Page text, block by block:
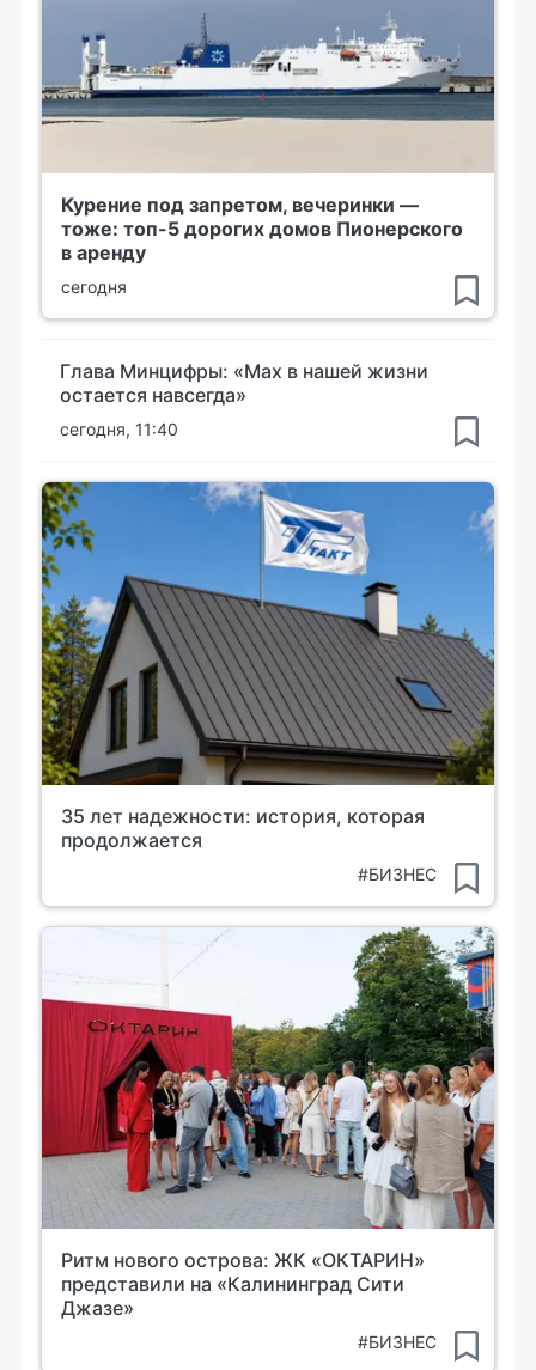
Курение под запретом, вечеринки —
тоже: топ-5 дорогих домов Пионерского
в аренду
сегодня
Глава Минцифры: «Мах в нашей жизни
остается навсегда»
сегодня, 11:40
35 лет надежности: история, которая
продолжается
#БИЗНЕС
Ритм нового острова: ЖК «ОКТАРИН»
представили на «Калининград Сити
Джазе»
#БИЗНЕС